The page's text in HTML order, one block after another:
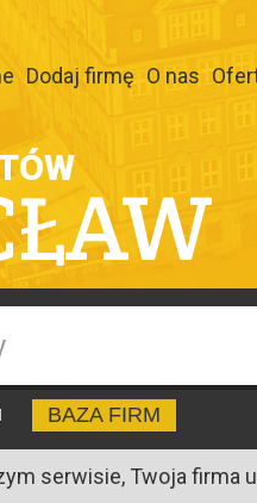
Dodaj firmę O nas
BAZA FIRM
serwisie, Twoja firma